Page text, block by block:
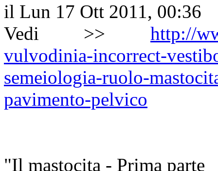
il Lun 17 Ott 2011, 00:36
Vedi >> http://
vulvodinia-incorrect-
semeiologia-ruolo-
pavimento-pelvico
"Il mastocita - Prima parte